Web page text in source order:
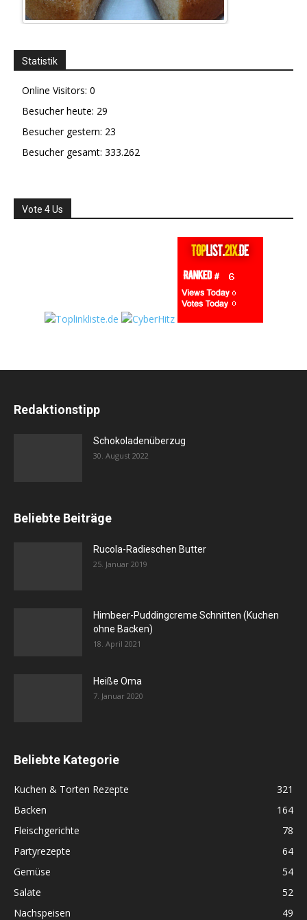
Statistik
Online Visitors: 0
Besucher heute: 29
Besucher gestern: 23
Besucher gesamt: 333.262
Vote 4 Us
Redaktionstipp
Schokoladenüberzug
30. August 2022
Beliebte Beiträge
Rucola-Radieschen Butter
25. Januar 2019
Himbeer-Puddingcreme Schnitten (Kuchen
ohne Backen)
18. April 2021
Heiße Oma
7. Januar 2020
Beliebte Kategorie
Kuchen & Torten Rezepte
321
Backen
164
Fleischgerichte
78
Partyrezepte
64
Gemüse
54
Salate
52
Nachspeisen
49